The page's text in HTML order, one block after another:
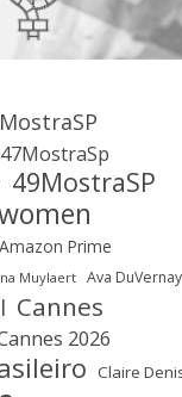
47MostraSp
49MostraSP
Amazon Prime
Muylaert Ava DuVernay
Cannes
2026
Claire